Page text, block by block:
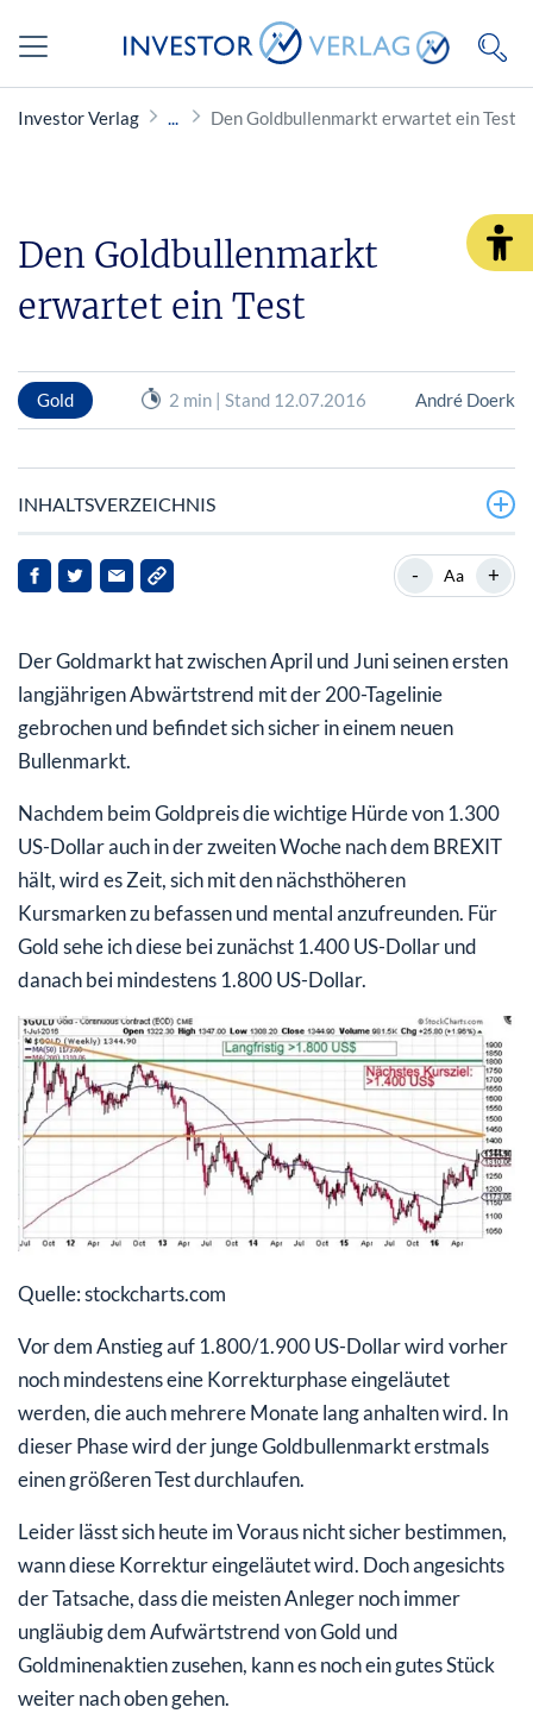
Investor Verlag Den Goldbullenmarkt erwartet ein Test
Den Goldbullenmarkt
erwartet ein Test
Gold 2 min | Stand 12.07.2016 André Doerk
INHALTSVERZEICHNIS
- Aa +
Der Goldmarkt hat zwischen April und Juni seinen ersten
langjährigen Abwärtstrend mit der 200-Tagelinie
gebrochen und befindet sich sicher in einem neuen
Bullenmarkt.
Nachdem beim Goldpreis die wichtige Hürde von 1.300
US-Dollar auch in der zweiten Woche nach dem BREXIT
hält, wird es Zeit, sich mit den nächsthöheren
Kursmarken zu befassen und mental anzufreunden. Für
Gold sehe ich diese bei zunächst 1.400 US-Dollar und
danach bei mindestens 1.800 US-Dollar.
Quelle: stockcharts.com
Vor dem Anstieg auf 1.800/1.900 US-Dollar wird vorher
noch mindestens eine Korrekturphase eingeläutet
werden, die auch mehrere Monate lang anhalten wird. In
dieser Phase wird der junge Goldbullenmarkt erstmals
einen größeren Test durchlaufen.
Leider lässt sich heute im Voraus nicht sicher bestimmen,
wann diese Korrektur eingeläutet wird. Doch angesichts
der Tatsache, dass die meisten Anleger noch immer
ungläubig dem Aufwärtstrend von Gold und
Goldminenaktien zusehen, kann es noch ein gutes Stück
weiter nach oben gehen.